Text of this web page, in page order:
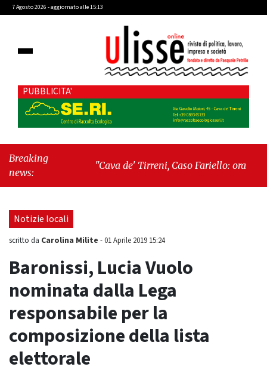
7 Agosto 2026 - aggiornato alle 15:13
PUBBLICITA'
Breaking
news:
"Cava de' Tirreni, Caso Fariello: ora torniamo
Notizie locali
scritto da Carolina Milite -01 Aprile 2019 15:24
Baronissi, Lucia Vuolo
nominata dalla Lega
responsabile per la
composizione della lista
elettorale